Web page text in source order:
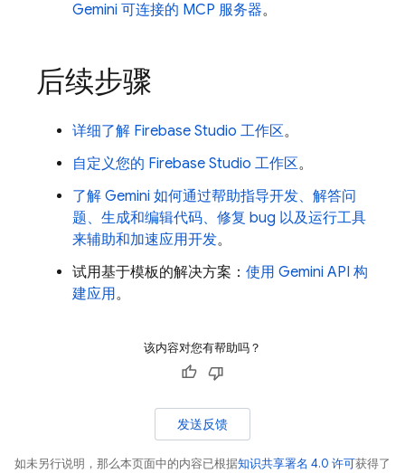
Gemini 可连接的 MCP 服务器。
后续步骤
详细了解 Firebase Studio 工作区。
自定义您的 Firebase Studio 工作区。
了解 Gemini 如何通过帮助指导开发、解答问
题、生成和编辑代码、修复 bug 以及运行工具
来辅助和加速应用开发。
试用基于模板的解决方案： 使用 Gemini API 构
建应用。
该内容对您有帮助吗？
发送反馈
如未另行说明，那么本页面中的内容已根据知识共享署名 4.0 许可获得了